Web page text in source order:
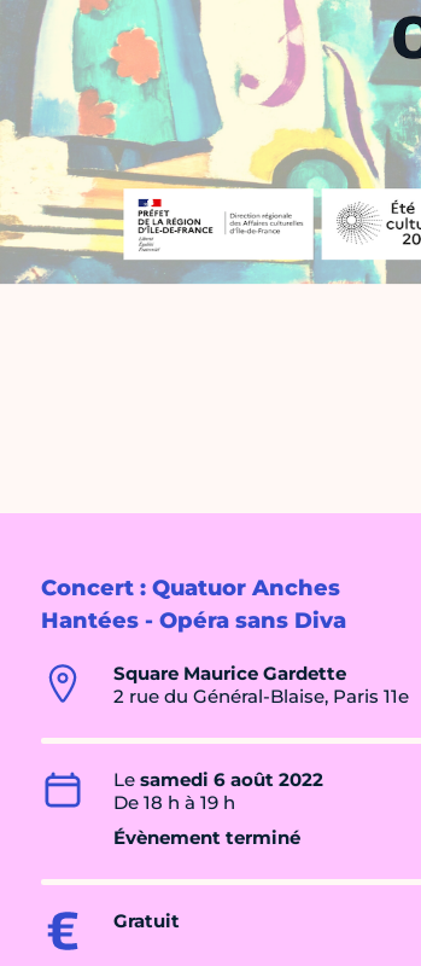
Concert : Quatuor Anches
Hantées - Opéra sans Diva
Square Maurice Gardette
2 rue du Général-Blaise, Paris 11e
Le samedi 6 août 2022
De 18 h à 19 h
Évènement terminé
Gratuit